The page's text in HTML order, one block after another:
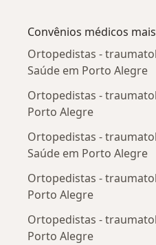
Convênios médicos
Ortopedistas -
Saúde em Porto Alegre
Ortopedistas -
Porto Alegre
Ortopedistas -
Saúde em Porto Alegre
Ortopedistas -
Porto Alegre
Ortopedistas -
Porto Alegre